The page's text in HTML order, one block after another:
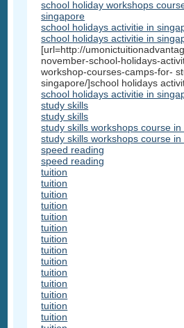
school holiday workshops
singapore
school holidays activitie in
school holidays activitie in
[url=http://
november-school-holidays-
workshop-courses-camps-for-
singapore/]school holidays
school holidays activitie in
study skills
study skills
study skills workshops course
study skills workshops course
speed reading
speed reading
tuition
tuition
tuition
tuition
tuition
tuition
tuition
tuition
tuition
tuition
tuition
tuition
tuition
tuition